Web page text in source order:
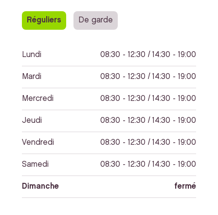
Réguliers De garde
Lundi 08:30 - 12:30 / 14:30 - 19:00
Mardi 08:30 - 12:30 / 14:30 - 19:00
Mercredi 08:30 - 12:30 / 14:30 - 19:00
Jeudi 08:30 - 12:30 / 14:30 - 19:00
Vendredi 08:30 - 12:30 / 14:30 - 19:00
Samedi 08:30 - 12:30 / 14:30 - 19:00
Dimanche fermé